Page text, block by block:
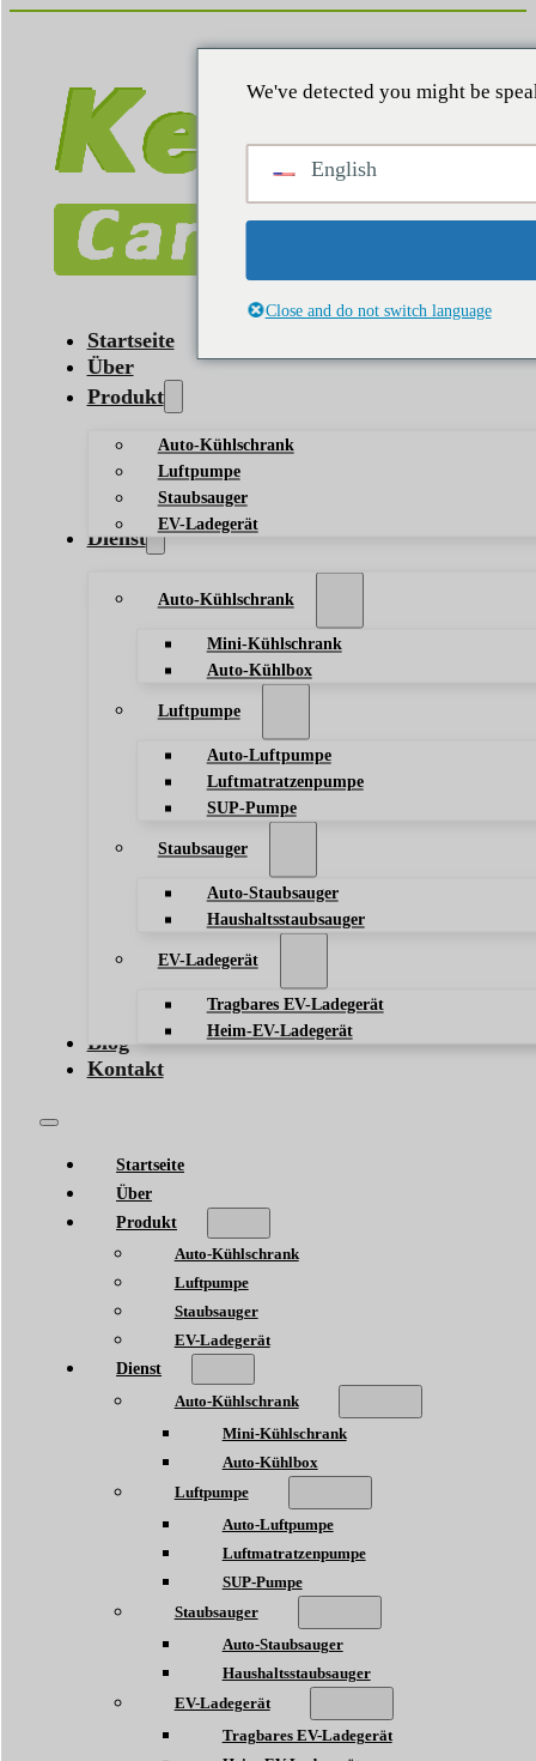
Startseite
Über
Produkt
Auto-Kühlschrank
Luftpumpe
Staubsauger
EV-Ladegerät
Dienst
Auto-Kühlschrank
Mini-Kühlschrank
Auto-Kühlbox
Luftpumpe
Auto-Luftpumpe
Luftmatratzenpumpe
SUP-Pumpe
Staubsauger
Auto-Staubsauger
Haushaltsstaubsauger
EV-Ladegerät
Tragbares EV-Ladegerät
Heim-EV-Ladegerät
Blog
Kontakt
Startseite
Über
Produkt
Auto-Kühlschrank
Luftpumpe
Staubsauger
EV-Ladegerät
Dienst
Auto-Kühlschrank
Mini-Kühlschrank
Auto-Kühlbox
Luftpumpe
Auto-Luftpumpe
Luftmatratzenpumpe
SUP-Pumpe
Staubsauger
Auto-Staubsauger
Haushaltsstaubsauger
EV-Ladegerät
Tragbares EV-Ladegerät
We've detected you might be
English
Close and do not switch language